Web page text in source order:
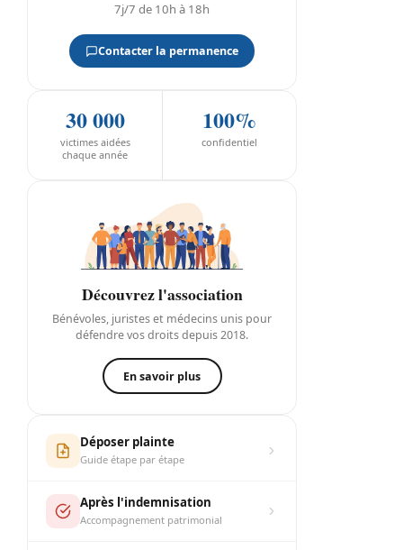
7j/7 de 10h à 18h
Contacter la permanence
30 000
victimes aidées
chaque année
100%
confidentiel
Découvrez l'association
Bénévoles, juristes et médecins unis pour
défendre vos droits depuis 2018.
En savoir plus
Déposer plainte
Guide étape par étape
Après l'indemnisation
Accompagnement patrimonial